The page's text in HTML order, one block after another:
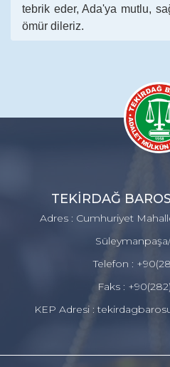
tebrik eder, Ada'ya mutlu,
ömür dileriz.
TEKİRDAĞ
Adres : Cumhuriyet
Telefon :
Faks :
KEP Adresi :